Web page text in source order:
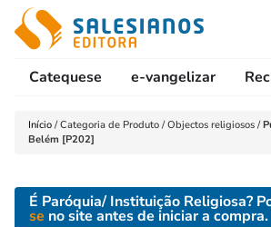
Catequese e-vangelizar
Início /Categoria de Produto /Objectos religiosos /
Belém [P202]
É Paróquia/ Instituição Religiosa?
se no site antes de iniciar a compra.